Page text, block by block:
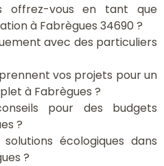
offrez-vous en tant que
à Fabrègues 34690 ?
avec des particuliers
vos projets pour un
à Fabrègues ?
pour des budgets
?
écologiques dans
?